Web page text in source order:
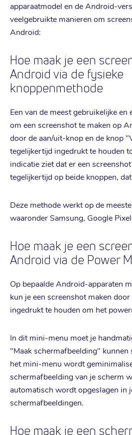
apparaatmodel en de Android-
veelgebruikte manieren om
Android:
Hoe maak je een
Android via de fysieke
knoppenmethode
Een van de meest gebruikelijke
om een screenshot te maken op
door de aan/uit-knop en de knop
tegelijkertijd ingedrukt te houden
indicatie ziet dat er een
tegelijkertijd op beide knoppen,
Deze methode werkt op de
waaronder Samsung, Google
Hoe maak je een
Android via de Power
Op bepaalde Android-apparaten
kun je een screenshot maken
ingedrukt te houden om het
In dit mini-menu moet je
"Maak schermafbeelding" kunnen
het mini-menu wordt
schermafbeelding van je scherm
automatisch wordt opgeslagen in
schermafbeeldingen.
Hoe maak je een